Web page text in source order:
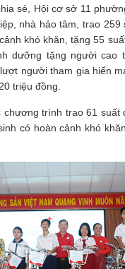
sẻ, Hội cơ sở 11
nhà hảo tâm, trao 259
khó khăn, tặng 55
dưỡng tặng người cao
người tham gia hiến
triệu đồng.
chương trình trao 61 suất
có hoàn cảnh khó